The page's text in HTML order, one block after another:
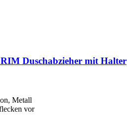
RIM Duschabzieher mit Halter
Metall
vor